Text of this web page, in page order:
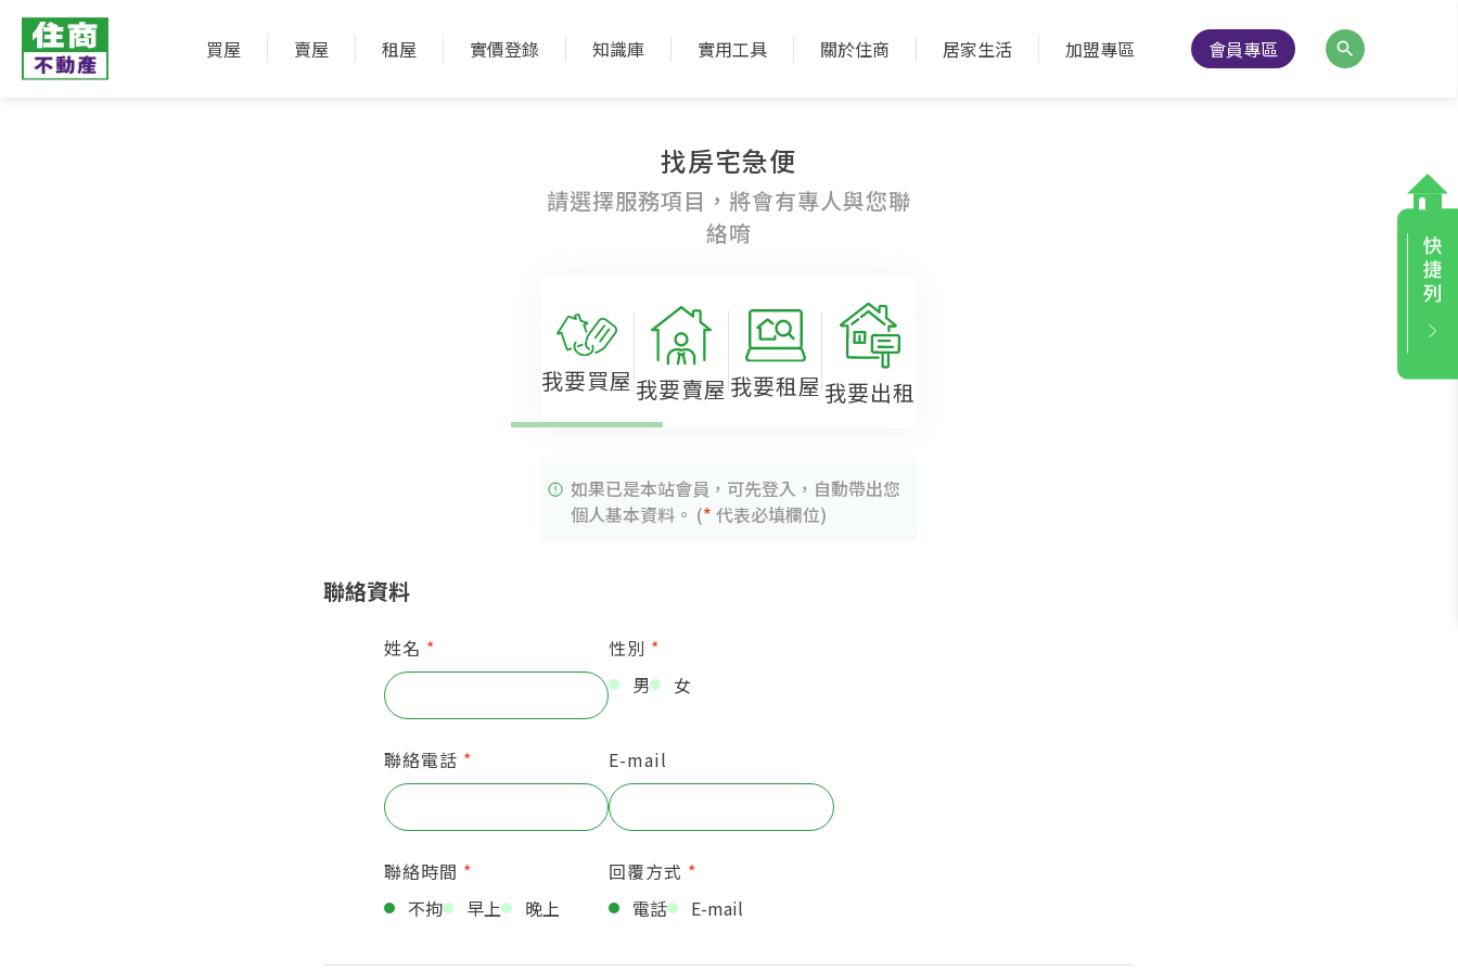
買屋 賣屋 租屋 實價登錄 知識庫 實用工具 關於住商 居家生活 加盟專區 會員專區
找房宅急便
請選擇服務項目，將會有專人與您聯
絡唷
我要買屋 我要賣屋 我要租屋 我要出租
如果已是本站會員，可先登入，自動帶出您
個人基本資料。 (* 代表必填欄位)
聯絡資料
姓名 * 性別 *
男
女
聯絡電話 * E-mail
聯絡時間 *
不拘
早上 晚上
回覆方式 *
電話
E-mail